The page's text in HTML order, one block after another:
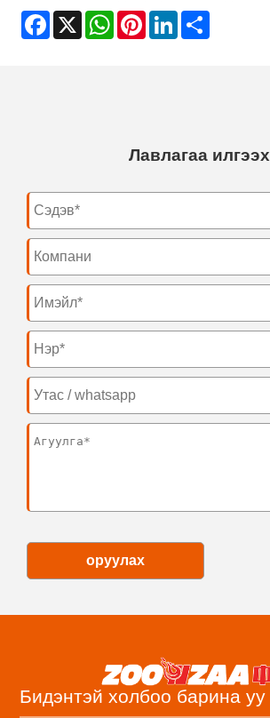
Facebook
X WhatsApp
PinterestLinkedIn
Лавлагаа илгээх
оруулах
Бидэнтэй холбоо барина уу